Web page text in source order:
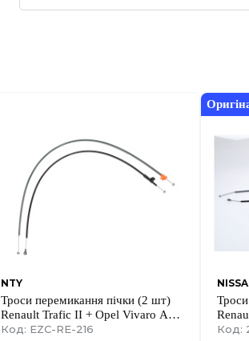
NTY
Троси перемикання пічки (2 шт)
Renault Trafic II + Opel Vivaro A
01->14
Код: EZC-RE-216
01-
Код: